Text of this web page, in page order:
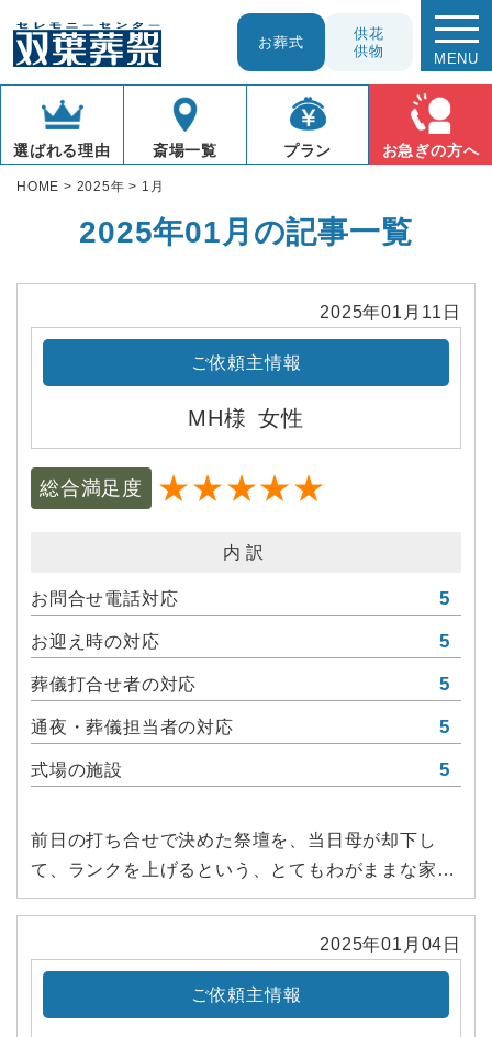
お葬式
供花
供物
MENU
選ばれる理由 斎場一覧 プラン お急ぎの方へ
HOME > 2025年 > 1月
2025年01月の記事一覧
2025年01月11日
ご依頼主情報
MH様 女性
総合満足度 ★★★★★
内訳
お問合せ電話対応 5
お迎え時の対応 5
葬儀打合せ者の対応 5
通夜・葬儀担当者の対応 5
式場の施設 5
前日の打ち合せで決めた祭壇を、当日母が却下し
て、ランクを上げるという、とてもわがままな家族
でしたが、
事も、あれがいい、これがイヤと本当に面倒をおか
喪主のあいさつも、的確なアドバイスをいただき、
2025年01月04日
ご依頼主情報